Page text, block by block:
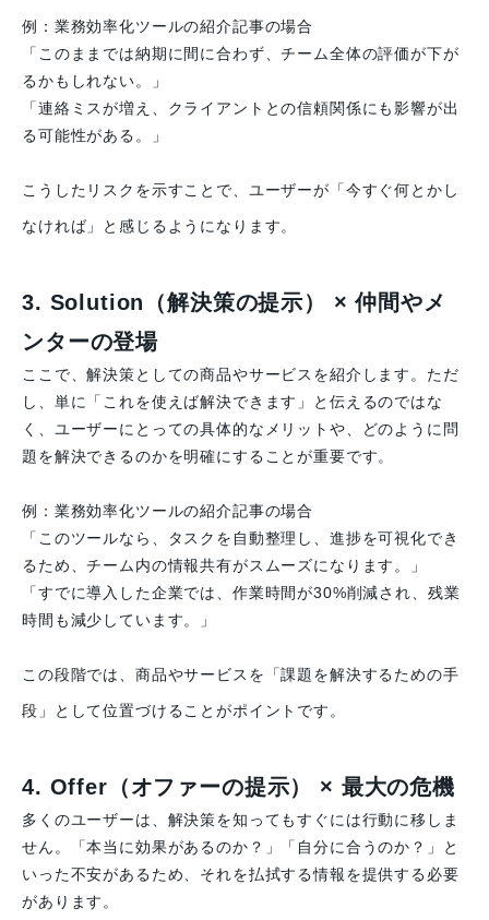
例：業務効率化ツールの紹介記事の場合
「このままでは納期に間に合わず、チーム全体の評価が下が
るかもしれない。」
「連絡ミスが増え、クライアントとの信頼関係にも影響が出
る可能性がある。」
こうしたリスクを示すことで、ユーザーが「今すぐ何とかし
なければ」と感じるようになります。
3. Solution（解決策の提示） × 仲間やメ
ンターの登場
ここで、解決策としての商品やサービスを紹介します。ただ
し、単に「これを使えば解決できます」と伝えるのではな
く、ユーザーにとっての具体的なメリットや、どのように問
題を解決できるのかを明確にすることが重要です。
例：業務効率化ツールの紹介記事の場合
「このツールなら、タスクを自動整理し、進捗を可視化でき
るため、チーム内の情報共有がスムーズになります。」
「すでに導入した企業では、作業時間が30%削減され、残業
時間も減少しています。」
この段階では、商品やサービスを「課題を解決するための手
段」として位置づけることがポイントです。
4. Offer（オファーの提示） × 最大の危機
多くのユーザーは、解決策を知ってもすぐには行動に移しま
せん。「本当に効果があるのか？」「自分に合うのか？」と
いった不安があるため、それを払拭する情報を提供する必要
があります。